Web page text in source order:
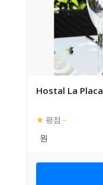
Hostal La Placa
★ 평점 –